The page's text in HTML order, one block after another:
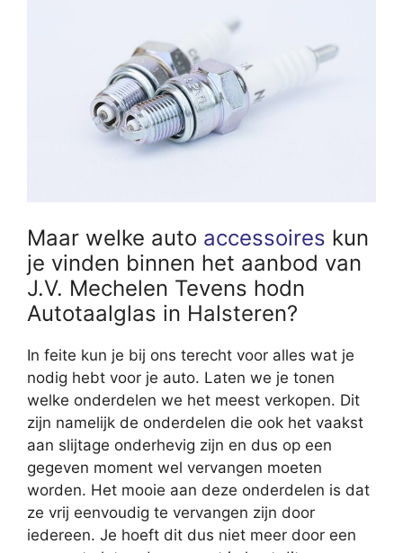
Maar welke auto accessoires kun
je vinden binnen het aanbod van
J.V. Mechelen Tevens hodn
Autotaalglas in Halsteren?
In feite kun je bij ons terecht voor alles wat je
nodig hebt voor je auto. Laten we je tonen
welke onderdelen we het meest verkopen. Dit
zijn namelijk de onderdelen die ook het vaakst
aan slijtage onderhevig zijn en dus op een
gegeven moment wel vervangen moeten
worden. Het mooie aan deze onderdelen is dat
ze vrij eenvoudig te vervangen zijn door
iedereen. Je hoeft dit dus niet meer door een